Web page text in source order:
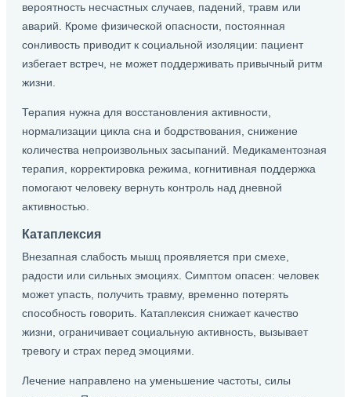
вероятность несчастных случаев, падений, травм или
аварий. Кроме физической опасности, постоянная
сонливость приводит к социальной изоляции: пациент
избегает встреч, не может поддерживать привычный ритм
жизни.
Терапия нужна для восстановления активности,
нормализации цикла сна и бодрствования, снижение
количества непроизвольных засыпаний. Медикаментозная
терапия, корректировка режима, когнитивная поддержка
помогают человеку вернуть контроль над дневной
активностью.
Катаплексия
Внезапная слабость мышц проявляется при смехе,
радости или сильных эмоциях. Симптом опасен: человек
может упасть, получить травму, временно потерять
способность говорить. Катаплексия снижает качество
жизни, ограничивает социальную активность, вызывает
тревогу и страх перед эмоциями.
Лечение направлено на уменьшение частоты, силы